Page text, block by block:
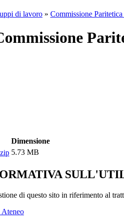
di lavoro » Commissione
Dimensione
5.73 MB
di questo sito in riferimento al